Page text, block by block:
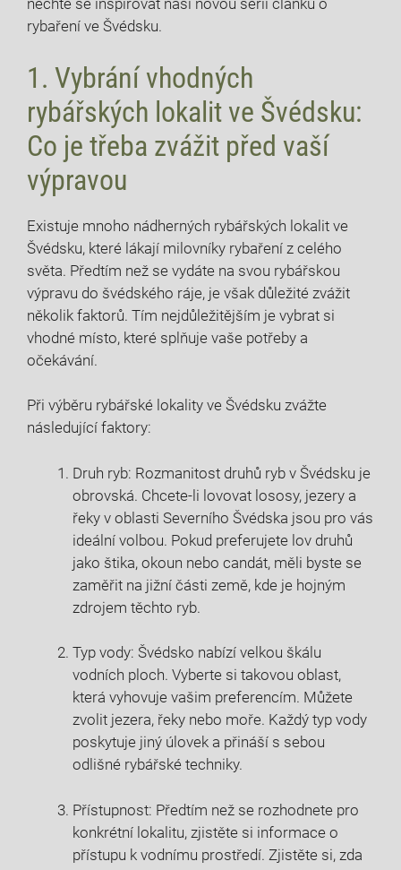
‍nechte⁣ se inspirovat naší novou sérií článků o
rybaření ve Švédsku.
1.‌ Vybrání vhodných
rybářských lokalit⁤ ve Švédsku:
Co je třeba zvážit před vaší
výpravou
Existuje⁣ mnoho nádherných rybářských lokalit ve
Švédsku, ‍které lákají milovníky rybaření z celého
světa. Předtím než se ‌vydáte na svou rybářskou
⁣výpravu do ⁣švédského ráje, je však ‍důležité zvážit
⁤několik faktorů.⁣ Tím nejdůležitějším je⁢ vybrat⁣ si
vhodné místo, které ⁣splňuje vaše potřeby ⁤a
očekávání.
Při výběru rybářské lokality ve Švédsku ​zvážte​
následující faktory:
Druh ryb: Rozmanitost druhů ryb v Švédsku je
obrovská.‌ Chcete-li ​lovovat lososy, jezery a
řeky v oblasti Severního Švédska jsou pro vás
ideální volbou. Pokud preferujete lov druhů
jako ⁣štika, okoun nebo candát, měli byste se
zaměřit na⁢ jižní části země, kde je hojným
zdrojem těchto ryb.
Typ vody: Švédsko nabízí⁤ velkou škálu
vodních ploch. Vyberte si takovou oblast,
která ⁢vyhovuje vašim preferencím. ​Můžete
zvolit ‌jezera, řeky nebo‍ moře. Každý typ‍ vody
poskytuje jiný úlovek a přináší⁤ s sebou‍
odlišné rybářské techniky.
Přístupnost: Předtím‍ než se rozhodnete ​pro
konkrétní ⁤lokalitu, zjistěte si informace o
přístupu k vodnímu ⁢prostředí. Zjistěte‌ si, zda ​